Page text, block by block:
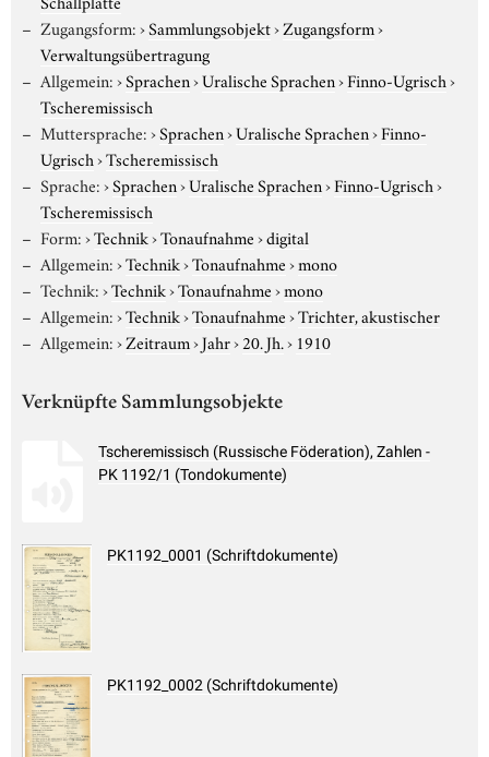
Zugangsform:›Sammlungsobjekt›Zugangsform›
Verwaltungsübertragung
Allgemein:›Sprachen›Uralische Sprachen›Finno-Ugrisch›
Tscheremissisch
Muttersprache:›Sprachen›Uralische Sprachen›Finno-
Ugrisch›Tscheremissisch
Sprache:›Sprachen›Uralische Sprachen›Finno-Ugrisch›
Tscheremissisch
Form:›Technik›Tonaufnahme›digital
Allgemein:›Technik›Tonaufnahme›mono
Technik:›Technik›Tonaufnahme›mono
Allgemein:›Technik›Tonaufnahme›Trichter, akustischer
Allgemein:›Zeitraum›Jahr›20. Jh.› 1910
Verknüpfte Sammlungsobjekte
Tscheremissisch (Russische Föderation), Zahlen -
PK 1192/1 (Tondokumente)
PK1192_0001 (Schriftdokumente)
PK1192_0002 (Schriftdokumente)